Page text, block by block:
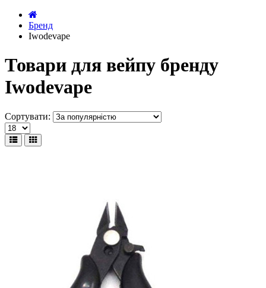
Бренд
Iwodevape
Товари для вейпу бренду
Iwodevape
Сортувати: